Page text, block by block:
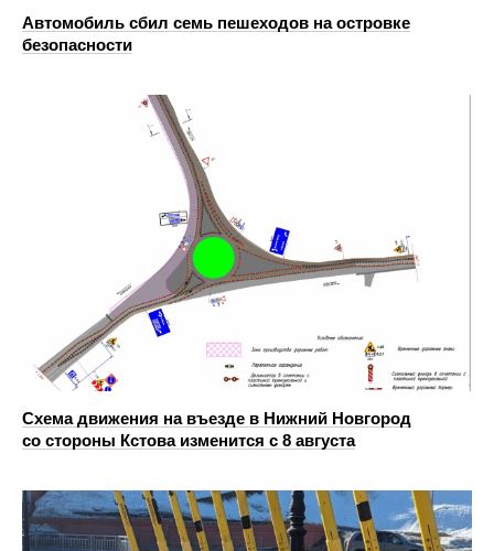
Автомобиль сбил семь пешеходов на островке
безопасности
Схема движения на въезде в Нижний Новгород
со стороны Кстова изменится с 8 августа